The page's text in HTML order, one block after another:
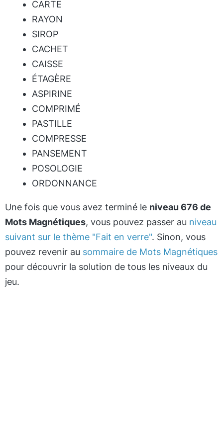
CARTE
RAYON
SIROP
CACHET
CAISSE
ÉTAGÈRE
ASPIRINE
COMPRIMÉ
PASTILLE
COMPRESSE
PANSEMENT
POSOLOGIE
ORDONNANCE
Une fois que vous avez terminé le niveau 676 de
Mots Magnétiques, vous pouvez passer au niveau
suivant sur le thème "Fait en verre". Sinon, vous
pouvez revenir au sommaire de Mots Magnétiques
pour découvrir la solution de tous les niveaux du
jeu.